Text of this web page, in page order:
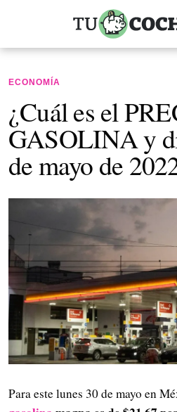
ECONOMÍA
¿Cuál es el
GASOLINA y
de mayo de
Para este lunes 30 de mayo en